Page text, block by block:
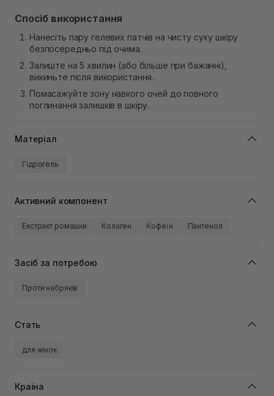
Спосіб використання
Нанесіть пару гелевих патчів на чисту суху шкіру
безпосередньо під очима.
Залиште на 5 хвилин (або більше при бажанні),
викиньте після використання.
Помасажуйте зону навкого очей до повного
поглинання залишків в шкіру.
Матеріал
Гідрогель
Активний компонент
Екстракт ромашки Колаген Кофеїн Пантенол
Засіб за потребою
Проти набряків
Стать
для жінок
Країна